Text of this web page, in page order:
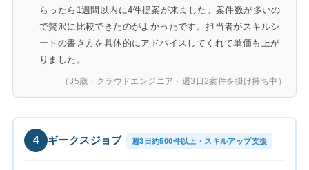
らったら1週間以内に4件提案が来ました。案件数が多いの
で贅沢に比較できたのがよかったです。担当者がスキルシ
ートの書き方を具体的にアドバイスしてくれて単価も上が
りました。
（35歳・クラウドエンジニア・週3日2案件を掛け持ち中）
4 ギークスジョブ 週3日約500件以上・スキルアップ支援